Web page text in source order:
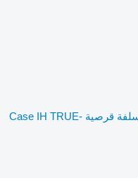
جديدة مسلفة قرصية Case IH TRUE-